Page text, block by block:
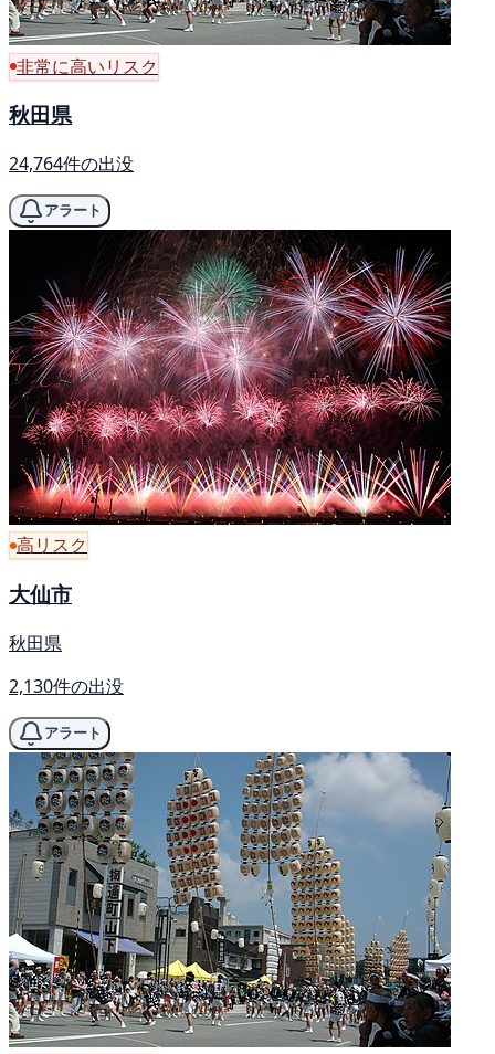
非常に高いリスク
秋田県
24,764件の出没
アラート
高リスク
大仙市
秋田県
2,130件の出没
アラート